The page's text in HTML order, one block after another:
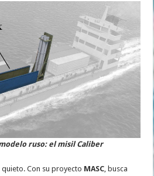
ruso: el misil Caliber
Con su proyecto MASC, busca